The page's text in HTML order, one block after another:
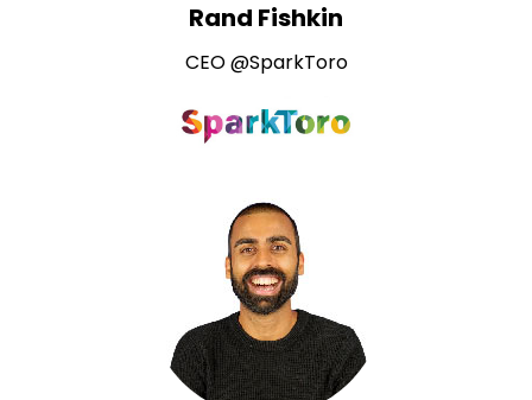
Rand Fishkin
CEO @SparkToro